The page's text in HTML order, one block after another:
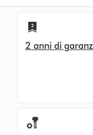
2 anni di